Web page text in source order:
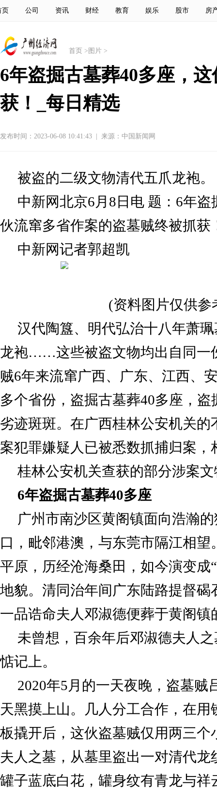
页 公司 资讯 财经 教育 娱乐 股市 房
首页 > 图片 >
6年盗掘古墓葬40多座，
获！_每日精选
发布时间：2023-06-08 10:41:43 来源：中国新闻网
被盗的二级文物清代五爪龙
中新网北京6月8日电 题：6年
伙流窜多省作案的盗墓贼终被抓获
中新网记者郭超凯
(资料图片仅供参
汉代陶簋、明代弘治十八年萧
龙袍……这些被盗文物均出自同一
贼6年来流窜广西、广东、江西、
多个省份，盗掘古墓葬40多座，
劣迹斑斑。在广西桂林公安机关的
案犯罪嫌疑人已被悉数抓捕归案，
桂林公安机关查获的部分涉案
6年盗掘古墓葬40多座
广州市南沙区黄阁镇面向浩瀚
口，毗邻港澳，与东莞市隔江相
平原，历经沧海桑田，如今演变成
地貌。清同治年间广东陆路提督碣
一品诰命夫人邓淑德便葬于黄阁镇
未曾想，百余年后邓淑德夫人
惦记上。
2020年5月的一天夜晚，盗墓贼
天黑摸上山。几人分工合作，在用
板撬开后，这伙盗墓贼仅用两三个
夫人之墓，从墓里盗出一对清代龙
罐子蓝底白花，罐身纹有青龙与祥